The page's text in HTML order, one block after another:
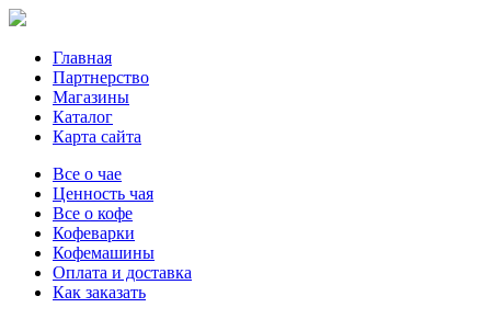
Главная
Партнерство
Магазины
Каталог
Карта сайта
Все о чае
Ценность чая
Все о кофе
Кофеварки
Кофемашины
Оплата и доставка
Как заказать